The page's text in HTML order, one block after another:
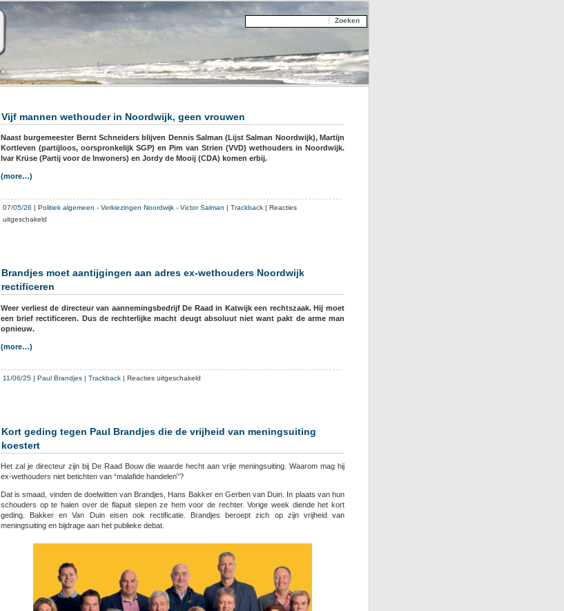
Vijf mannen wethouder in Noordwijk, geen vrouwen
Naast burgemeester Bernt Schneiders blijven Dennis Salman (Lijst Salman Noordwijk), Martijn
Kortleven (partijloos, oorspronkelijk SGP) en Pim van Strien (VVD) wethouders in Noordwijk.
Ivar Krüse (Partij voor de Inwoners) en Jordy de Mooij (CDA) komen erbij.
(more…)
07/05/26 | Politiek algemeen - Verkiezingen Noordwijk - Victor Salman | Trackback | Reacties
uitgeschakeld
Noordwijk,
geen
Brandjes moet aantijgingen aan adres ex-wethouders Noordwijk
rectificeren
Weer verliest de directeur van aannemingsbedrijf De Raad in Katwijk een rechtszaak. Hij moet
een brief rectificeren. Dus de rechterlijke macht deugt absoluut niet want pakt de arme man
opnieuw.
(more…)
11/06/25 | Paul Brandjes | Trackback | Reacties uitgeschakeld
adres
Noordwijk
Kort geding tegen Paul Brandjes die de vrijheid van meningsuiting
koestert
Het zal je directeur zijn bij De Raad Bouw die waarde hecht aan vrije meningsuiting. Waarom mag hij
ex-wethouders niet betichten van “malafide handelen”?
Dat is smaad, vinden de doelwitten van Brandjes, Hans Bakker en Gerben van Duin. In plaats van hun
schouders op te halen over de flapuit slepen ze hem voor de rechter. Vorige week diende het kort
geding. Bakker en Van Duin eisen ook rectificatie. Brandjes beroept zich op zijn vrijheid van
meningsuiting en bijdrage aan het publieke debat.